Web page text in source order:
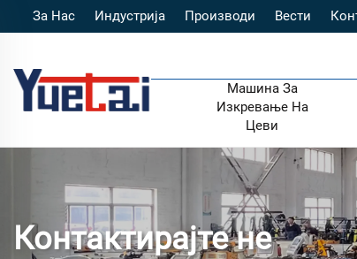
За Нас Индустрија Производи Вести
Машина За
Изкревање На
Цеви
Контактирајте не